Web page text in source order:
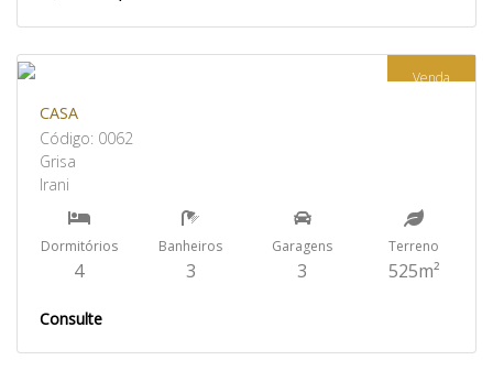
Venda
CASA
Código: 0062
Grisa
Irani
Dormitórios
4
Banheiros
3
Garagens
3
Terreno
525m²
Consulte